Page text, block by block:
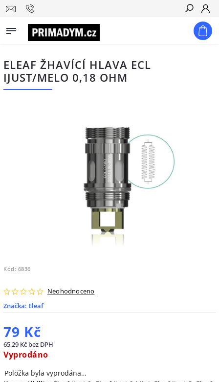
Hledat
ELEAF ŽHAVÍCÍ HLAVA ECL
IJUST/MELO 0,18 OHM
Kód: 6836
Neohodnoceno
Značka: Eleaf
79 Kč
65,29 Kč bez DPH
Vyprodáno
Položka byla vyprodána…